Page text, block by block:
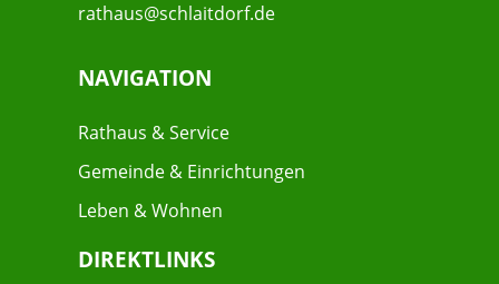
rathaus@schlaitdorf.de
NAVIGATION
Rathaus & Service
Gemeinde & Einrichtungen
Leben & Wohnen
DIREKTLINKS